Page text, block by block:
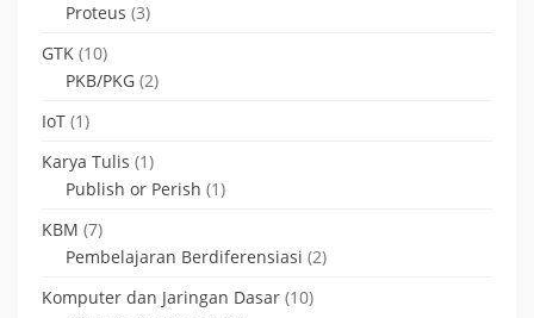
Proteus (3)
GTK (10)
PKB/PKG (2)
IoT (1)
Karya Tulis (1)
Publish or Perish (1)
KBM (7)
Pembelajaran Berdiferensiasi (2)
Komputer dan Jaringan Dasar (10)